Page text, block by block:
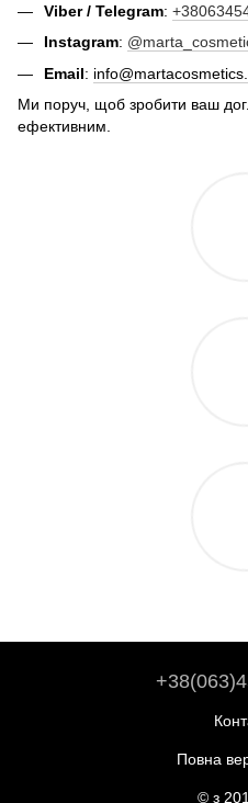
Viber / Telegram:
Instagram:
Email:
Ми поруч, щоб зробити ваш
ефективним.
Повна
© з